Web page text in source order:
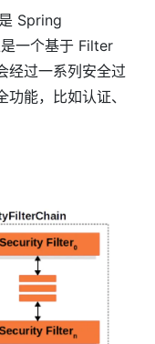
Spring
一个基于 Filter
经过一系列安全过
能，比如认证、